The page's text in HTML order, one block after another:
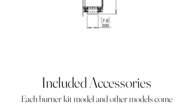
Included Accessories
Each burner kit model and other models come